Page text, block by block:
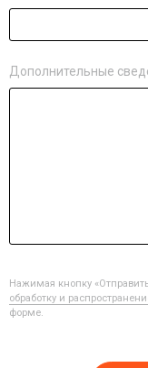
Дополнительные
Нажимая кнопку
обработку и
форме.